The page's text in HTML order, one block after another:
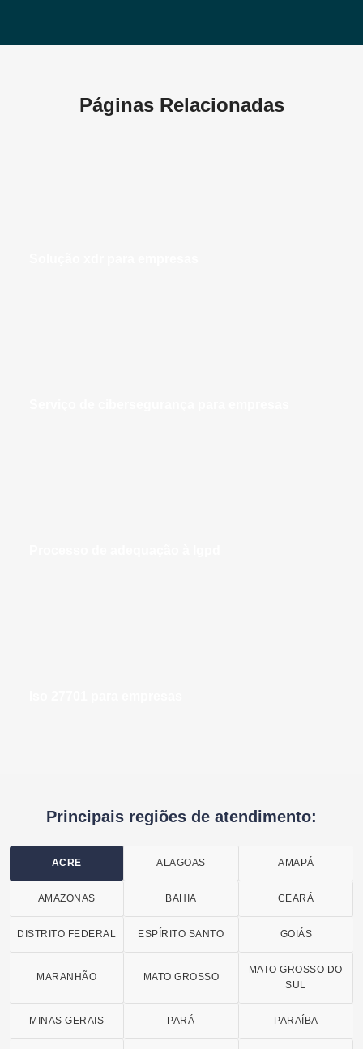
Páginas Relacionadas
Principais regiões de atendimento:
ACRE ALAGOAS AMAPÁ
AMAZONAS BAHIA CEARÁ
DISTRITO FEDERAL ESPÍRITO SANTO GOIÁS
MARANHÃO MATO GROSSO
MATO GROSSO DO
SUL
MINAS GERAIS PARÁ PARAÍBA